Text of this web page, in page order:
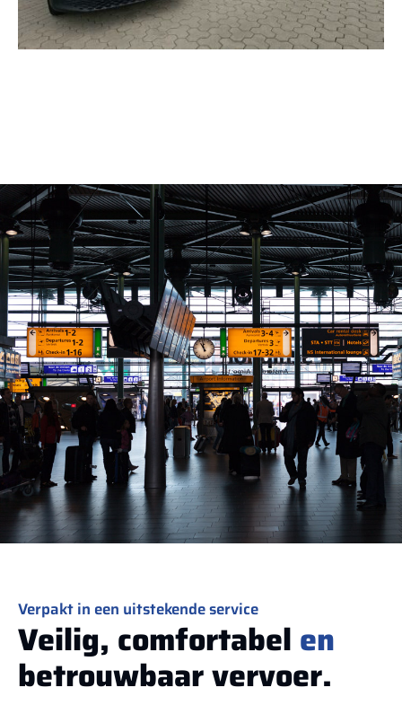
Verpakt in een uitstekende service
Veilig, comfortabel en
betrouwbaar vervoer.